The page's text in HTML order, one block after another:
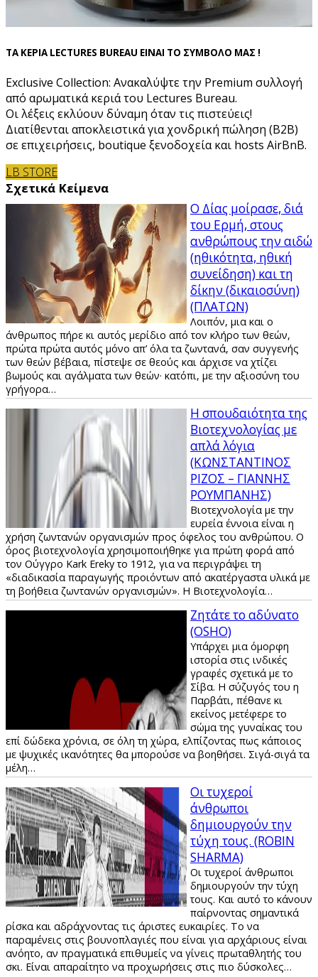
ΤΑ ΚΕΡΙΑ LECTURES BUREAU ΕΙΝΑΙ ΤΟ ΣΥΜΒΟΛΟ ΜΑΣ !
Exclusive Collection: Ανακαλύψτε την Premium συλλογή
από αρωματικά κεριά του Lectures Bureau.
Οι λέξεις εκλύουν δύναμη όταν τις πιστεύεις!
Διατίθενται αποκλειστικά για χονδρική πώληση (B2B)
σε επιχειρήσεις, boutique ξενοδοχεία και hosts AirBnB.
LB STORE
Σχετικά Κείμενα
Ο Δίας μοίρασε, διά
του Ερμή, στους
ανθρώπους την αιδώ
(ηθικότητα, ηθική
συνείδηση) και τη
δίκην (δικαιοσύνη)
(ΠΛΑΤΩΝ)
Λοιπόν, μια και ο
άνθρωπος πήρε κι αυτός μερίδιο από τον κλήρο των θεών,
πρώτα πρώτα αυτός μόνο απ’ όλα τα ζωντανά, σαν συγγενής
των θεών βέβαια, πίστεψε σε θεούς και άρχισε να χτίζει
βωμούς και αγάλματα των θεών· κατόπι, με την αξιοσύνη του
γρήγορα…
Η σπουδαιότητα της
Βιοτεχνολογίας με
απλά λόγια
(ΚΩΝΣΤΑΝΤΙΝΟΣ
ΡΙΖΟΣ – ΓΙΑΝΝΗΣ
ΡΟΥΜΠΑΝΗΣ)
Βιοτεχνολογία με την
ευρεία έννοια είναι η
χρήση ζωντανών οργανισμών προς όφελος του ανθρώπου. Ο
όρος βιοτεχνολογία χρησιμοποιήθηκε για πρώτη φορά από
τον Ούγγρο Kark Ereky το 1912, για να περιγράψει τη
«διαδικασία παραγωγής προιόντων από ακατέργαστα υλικά με
τη βοήθεια ζωντανών οργανισμών». Η Βιοτεχνολογία…
Ζητάτε το αδύνατο
(OSHO)
Υπάρχει μια όμορφη
ιστορία στις ινδικές
γραφές σχετικά με το
Σίβα. Η σύζυγός του η
Παρβάτι, πέθανε κι
εκείνος μετέφερε το
σώμα της γυναίκας του
επί δώδεκα χρόνια, σε όλη τη χώρα, ελπίζοντας πως κάποιος
με ψυχικές ικανότητες θα μπορούσε να βοηθήσει. Σιγά-σιγά τα
μέλη…
Οι τυχεροί
άνθρωποι
δημιουργούν την
τύχη τους. (ROBIN
SHARMA)
Οι τυχεροί άνθρωποι
δημιουργούν την τύχη
τους. Και αυτό το κάνουν
παίρνοντας σημαντικά
ρίσκα και αδράχνοντας τις άριστες ευκαιρίες. Το να
παραμένεις στις βουνοπλαγιές που είναι για αρχάριους είναι
ανόητο, αν πραγματικά επιθυμείς να γίνεις πρωταθλητής του
σκι. Είναι απαραίτητο να προχωρήσεις στις πιο δύσκολες…